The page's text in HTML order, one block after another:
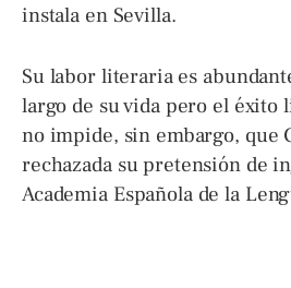
instala en Sevilla.
Su labor literaria es
largo de su vida pero el éxito
no impide, sin embargo, que
rechazada su pretensión de
Academia Española de la